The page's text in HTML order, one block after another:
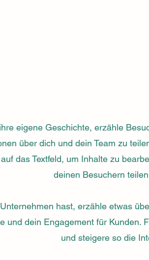
eigene Geschichte, erzähle
über dich und dein Team zu
das Textfeld, um Inhalte zu
deinen Besuchern
hast, erzähle etwas
und dein Engagement für Kunden.
und steigere so die